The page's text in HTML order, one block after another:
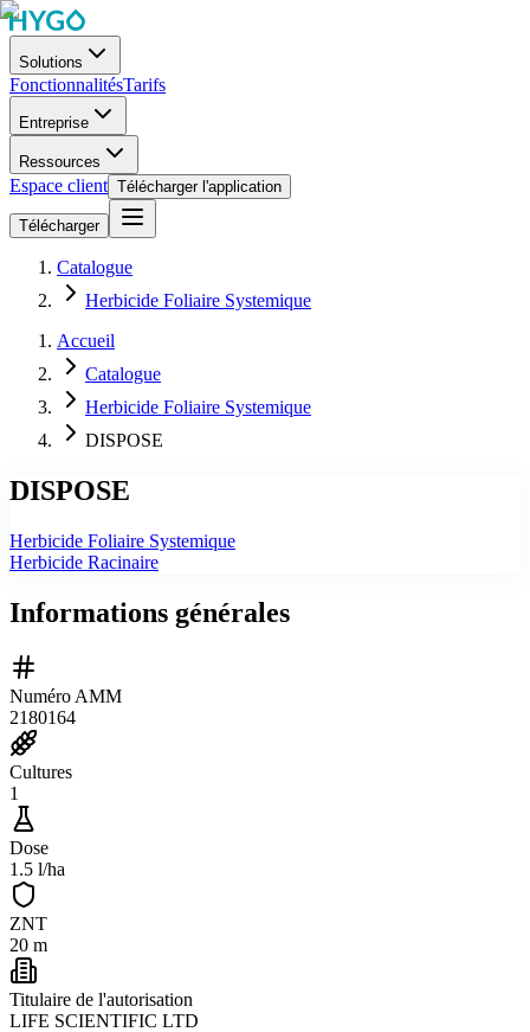
Solutions
FonctionnalitésTarifs
Entreprise
Ressources
Espace client Télécharger l'application
Télécharger
Catalogue
Herbicide Foliaire Systemique
Accueil
Catalogue
Herbicide Foliaire Systemique
DISPOSE
DISPOSE
Herbicide Foliaire Systemique
Herbicide Racinaire
Informations générales
Numéro AMM
2180164
Cultures
1
Dose
1.5 l/ha
ZNT
20 m
Titulaire de l'autorisation
LIFE SCIENTIFIC LTD